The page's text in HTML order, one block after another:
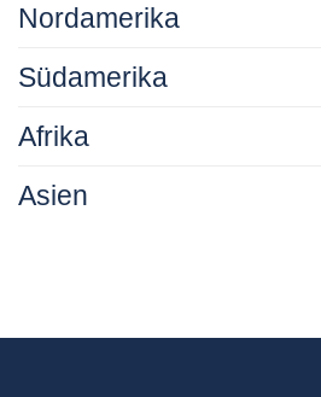
Nordamerika
Südamerika
Afrika
Asien